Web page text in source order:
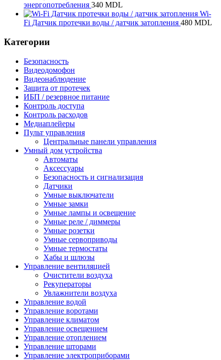
энергопотребления 340 MDL
Wi-
Fi Датчик протечки воды / датчик затопления 480 MDL
Категории
Безопасность
Видеодомофон
Видеонаблюдение
Защита от протечек
ИБП / резервное питание
Контроль доступа
Контроль расходов
Медиаплейеры
Пульт управления
Центральные панели управления
Умный дом устройства
Автоматы
Аксессуары
Безопасность и сигнализация
Датчики
Умные выключатели
Умные замки
Умные лампы и освещение
Умные реле / диммеры
Умные розетки
Умные сервоприводы
Умные термостаты
Хабы и шлюзы
Управление вентиляцией
Очистители воздуха
Рекуператоры
Увлажнители воздуха
Управление водой
Управление воротами
Управление климатом
Управление освещением
Управление отоплением
Управление шторами
Управление электроприборами